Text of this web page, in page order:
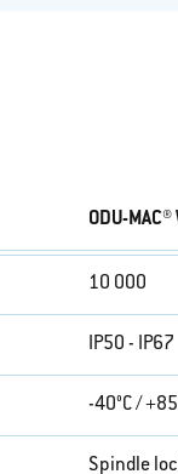
ODU-
10 000
IP50 - IP67
-40°C /
Spindle